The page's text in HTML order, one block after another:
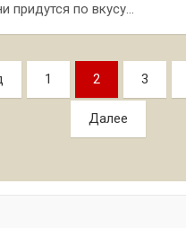
придутся по вкусу…
1 2 3
Далее